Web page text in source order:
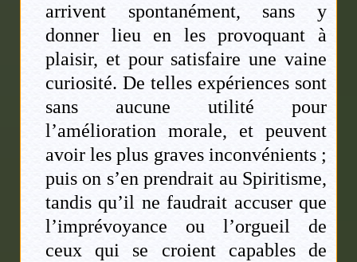
arrivent spontanément, sans y
donner lieu en les provoquant à
plaisir, et pour satisfaire une vaine
curiosité. De telles expériences sont
sans aucune utilité pour
l’amélioration morale, et peuvent
avoir les plus graves inconvénients ;
puis on s’en prendrait au Spiritisme,
tandis qu’il ne faudrait accuser que
l’imprévoyance ou l’orgueil de
ceux qui se croient capables de